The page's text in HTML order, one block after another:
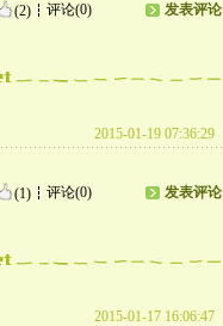
(2) 评论(0) 发表评论
2015-01-19 07:36:29
(1) 评论(0) 发表评论
2015-01-17 16:06:47